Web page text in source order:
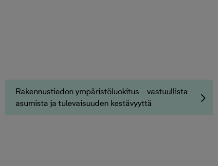
Rakennustiedon ympäristöluokitus – vastuullista
asumista ja tulevaisuuden kestävyyttä